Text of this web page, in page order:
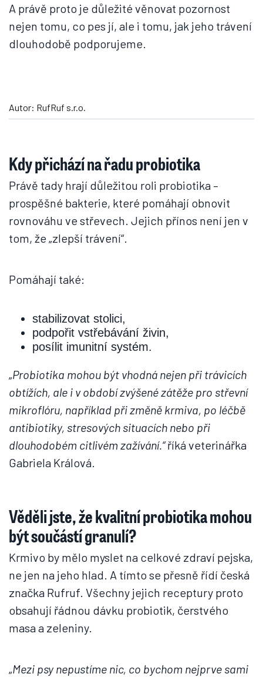
A právě proto je důležité věnovat pozornost
nejen tomu, co pes jí, ale i tomu, jak jeho trávení
dlouhodobě podporujeme.
Autor: RufRuf s.r.o.
Kdy přichází na řadu probiotika
Právě tady hrají důležitou roli probiotika –
prospěšné bakterie, které pomáhají obnovit
rovnováhu ve střevech. Jejich přínos není jen v
tom, že „zlepší trávení“.
Pomáhají také:
stabilizovat stolici,
podpořit vstřebávání živin,
posílit imunitní systém.
„Probiotika mohou být vhodná nejen při trávicích
obtížích, ale i v období zvýšené zátěže pro střevní
mikroflóru, například při změně krmiva, po léčbě
antibiotiky, stresových situacích nebo při
dlouhodobém citlivém zažívání.“říká veterinářka
Gabriela Králová.
Věděli jste, že kvalitní probiotika mohou
být součástí granulí?
Krmivo by mělo myslet na celkové zdraví pejska,
ne jen na jeho hlad. A tímto se přesně řídí česká
značka Rufruf. Všechny jejich receptury proto
obsahují řádnou dávku probiotik, čerstvého
masa a zeleniny.
„Mezi psy nepustíme nic, co bychom nejprve sami